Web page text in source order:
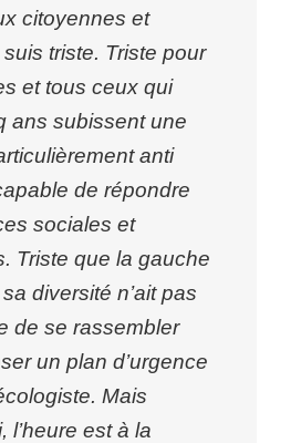
citoyennes et
triste. Triste pour
et tous ceux qui
ans subissent une
anti
de répondre
sociales et
Triste que la gauche
diversité n’ait pas
de se rassembler
un plan d’urgence
Mais
l’heure est à la